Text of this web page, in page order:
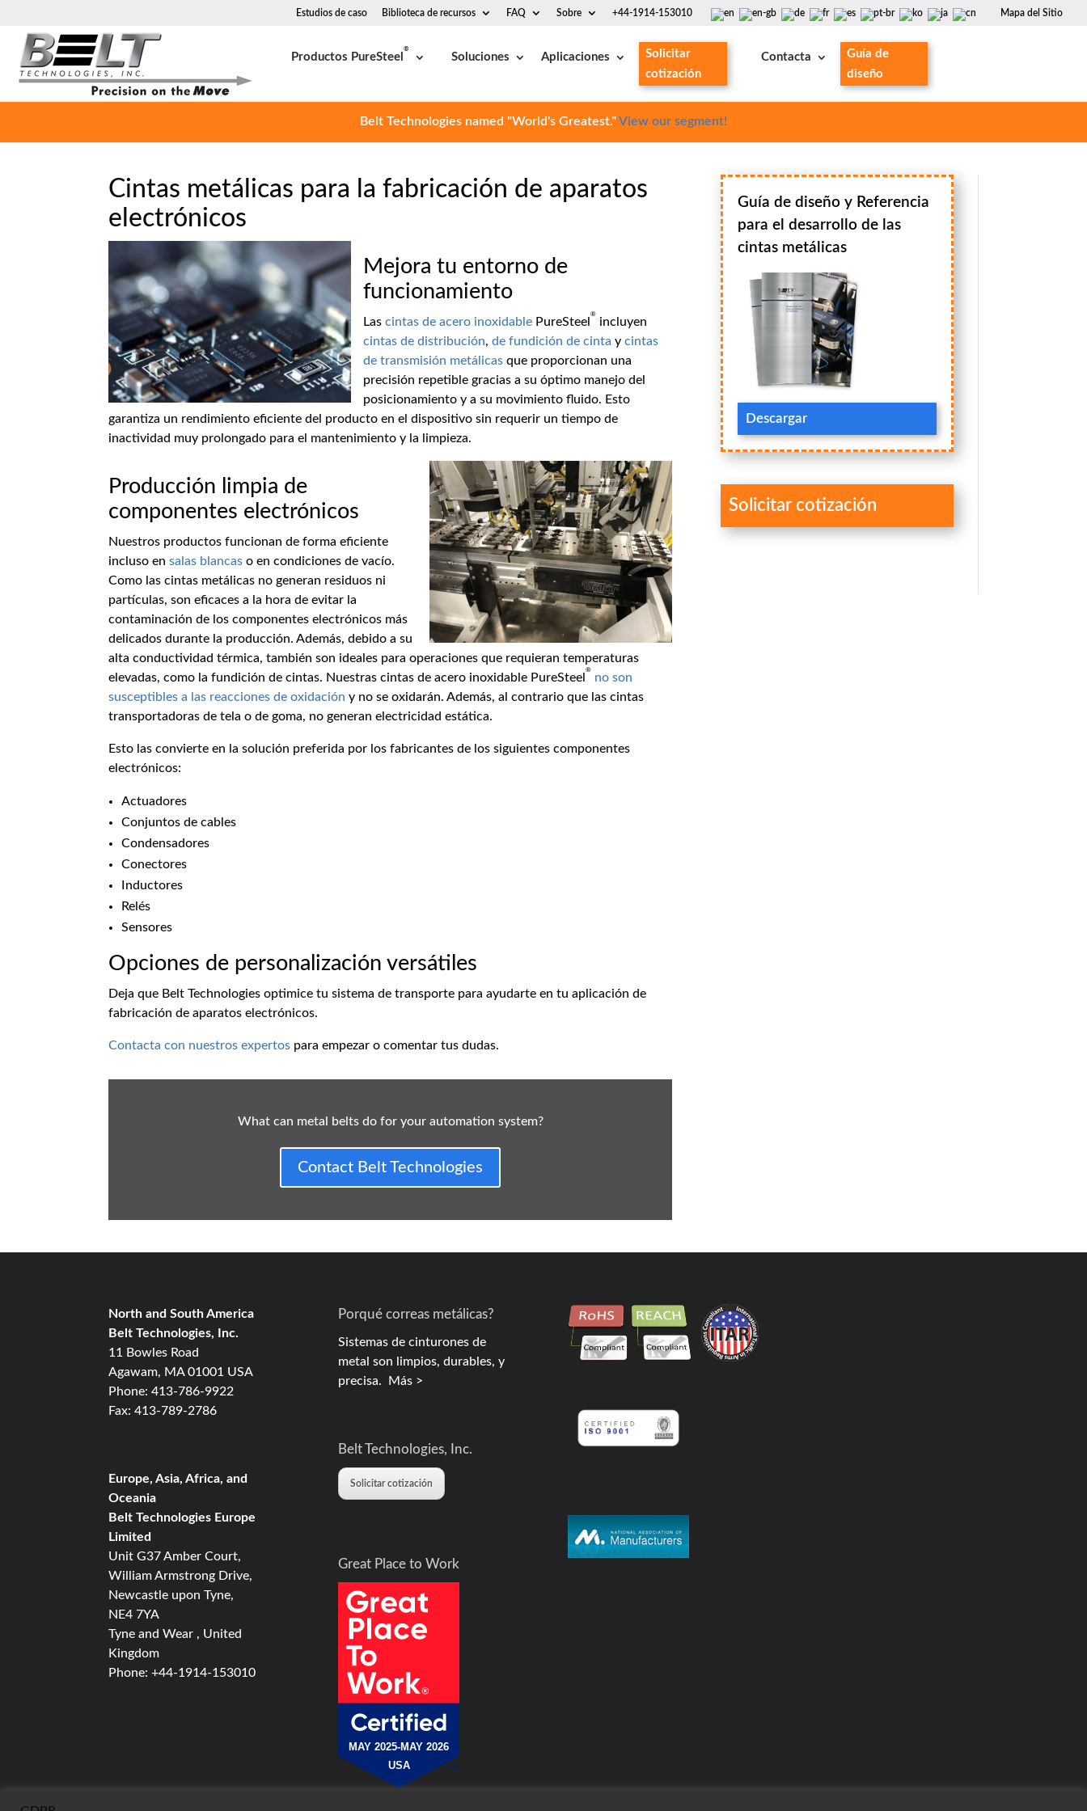
Mapa del Sitio
Estudios de caso Biblioteca de recursos FAQ Sobre +44-1914-153010
Productos PureSteel
®
Soluciones Aplicaciones
Solicitar
cotización
Contacta
Guía de
diseño
Belt Technologies named "World's Greatest."View our segment!
Cintas metálicas para la fabricación de aparatos
electrónicos
Mejora tu entorno de
funcionamiento
Lascintas de acero inoxidable PureSteel
®
incluyen
cintas de distribución,de fundición de cinta ycintas
de transmisión metálicas que proporcionan una
precisión repetible gracias a su óptimo manejo del
posicionamiento y a su movimiento fluido. Esto
garantiza un rendimiento eficiente del producto en el dispositivo sin requerir un tiempo de
inactividad muy prolongado para el mantenimiento y la limpieza.
Producción limpia de
componentes electrónicos
Nuestros productos funcionan de forma eficiente
incluso ensalas blancas o en condiciones de vacío.
Como las cintas metálicas no generan residuos ni
partículas, son eficaces a la hora de evitar la
contaminación de los componentes electrónicos más
delicados durante la producción. Además, debido a su
alta conductividad térmica, también son ideales para operaciones que requieran temperaturas
elevadas, como la fundición de cintas. Nuestras cintas de acero inoxidable PureSteel
®
no son
susceptibles a las reacciones de oxidación y no se oxidarán. Además, al contrario que las cintas
transportadoras de tela o de goma, no generan electricidad estática.
Esto las convierte en la solución preferida por los fabricantes de los siguientes componentes
electrónicos:
Actuadores
Conjuntos de cables
Condensadores
Conectores
Inductores
Relés
Sensores
Opciones de personalización versátiles
Deja que Belt Technologies optimice tu sistema de transporte para ayudarte en tu aplicación de
fabricación de aparatos electrónicos.
Contacta con nuestros expertos para empezar o comentar tus dudas.
What can metal belts do for your automation system?
Contact Belt Technologies
Guía de diseño y Referencia
para el desarrollo de las
cintas metálicas
Descargar
Solicitar cotización
North and South America
Belt Technologies, Inc.
11 Bowles Road
Agawam, MA 01001 USA
Phone: 413-786-9922
Fax: 413-789-2786
Europe, Asia, Africa, and
Oceania
Belt Technologies Europe
Limited
Unit G37 Amber Court,
William Armstrong Drive,
Newcastle upon Tyne,
NE4 7YA
Tyne and Wear , United
Kingdom
Phone: +44-1914-153010
Porqué correas metálicas?
Sistemas de cinturones de
metal son limpios, durables, y
precisa. Más >
Belt Technologies, Inc.
Solicitar cotización
Great Place to Work
MAY 2025-MAY 2026
USA